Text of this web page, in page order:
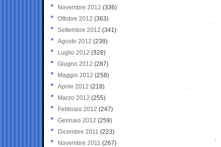
Novembre 2012 (336)
Ottobre 2012 (363)
Settembre 2012 (341)
Agosto 2012 (238)
Luglio 2012 (328)
Giugno 2012 (287)
Maggio 2012 (258)
Aprile 2012 (218)
Marzo 2012 (255)
Febbraio 2012 (247)
Gennaio 2012 (259)
Dicembre 2011 (223)
Novembre 2011 (267)